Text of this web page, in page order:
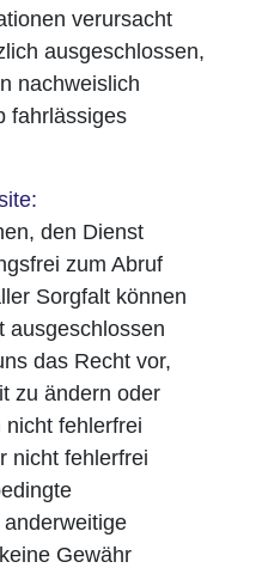
verursacht
ausgeschlossen,
nachweislich
fahrlässiges
den Dienst
zum Abruf
Sorgfalt können
ausgeschlossen
das Recht vor,
zu ändern oder
fehlerfrei
nicht fehlerfrei
Gewähr